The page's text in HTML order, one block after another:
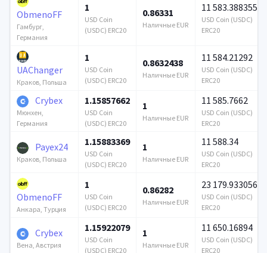
ObmenoFF
Гамбург,
Германия
1
USD Coin
(USDC) ERC20
0.86331
Наличные EUR
11 583.388355
USD Coin (USDC)
ERC20
UAChanger
Краков, Польша
1
USD Coin
(USDC) ERC20
0.8632438
Наличные EUR
11 584.21292
USD Coin (USDC)
ERC20
Crybex
Мюнхен,
Германия
1.15857662
USD Coin
(USDC) ERC20
1
Наличные EUR
11 585.7662
USD Coin (USDC)
ERC20
Payex24
Краков, Польша
1.15883369
USD Coin
(USDC) ERC20
1
Наличные EUR
11 588.34
USD Coin (USDC)
ERC20
ObmenoFF
Анкара, Турция
1
USD Coin
(USDC) ERC20
0.86282
Наличные EUR
23 179.933056
USD Coin (USDC)
ERC20
Crybex
Вена, Австрия
1.15922079
USD Coin
(USDC) ERC20
1
Наличные EUR
11 650.16894
USD Coin (USDC)
ERC20